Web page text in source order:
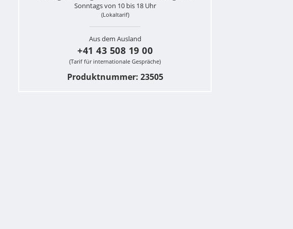
Sonntags von 10 bis 18 Uhr
(Lokaltarif)
Aus dem Ausland
+41 43 508 19 00
(Tarif für internationale Gespräche)
Produktnummer: 23505